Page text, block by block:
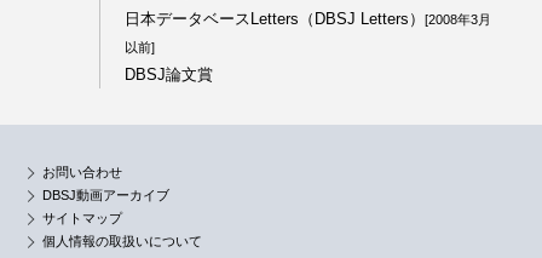
日本データベースLetters（DBSJ Letters）
[2008年3月
以前]
DBSJ論文賞
お問い合わせ
DBSJ動画アーカイブ
サイトマップ
個人情報の取扱いについて